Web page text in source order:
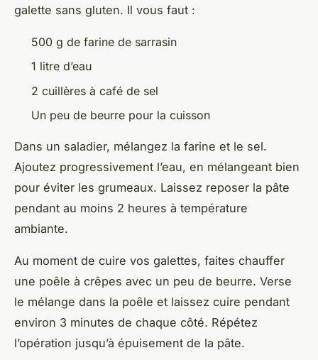
galette sans gluten. Il vous faut :
500 g de farine de sarrasin
1 litre d’eau
2 cuillères à café de sel
Un peu de beurre pour la cuisson
Dans un saladier, mélangez la farine et le sel.
Ajoutez progressivement l’eau, en mélangeant bien
pour éviter les grumeaux. Laissez reposer la pâte
pendant au moins 2 heures à température
ambiante.
Au moment de cuire vos galettes, faites chauffer
une poêle à crêpes avec un peu de beurre. Verse
le mélange dans la poêle et laissez cuire pendant
environ 3 minutes de chaque côté. Répétez
l’opération jusqu’à épuisement de la pâte.